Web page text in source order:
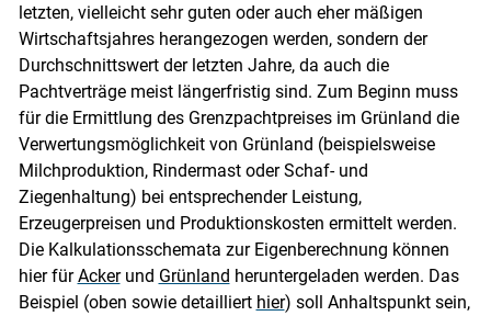
letzten, vielleicht sehr guten oder auch eher mäßigen
Wirtschaftsjahres herangezogen werden, sondern der
Durchschnittswert der letzten Jahre, da auch die
Pachtverträge meist längerfristig sind. Zum Beginn muss
für die Ermittlung des Grenzpachtpreises im Grünland die
Verwertungsmöglichkeit von Grünland (beispielsweise
Milchproduktion, Rindermast oder Schaf- und
Ziegenhaltung) bei entsprechender Leistung,
Erzeugerpreisen und Produktionskosten ermittelt werden.
Die Kalkulationsschemata zur Eigenberechnung können
hier fürAckerund Grünland heruntergeladen werden. Das
Beispiel (oben sowie detailliert hier) soll Anhaltspunkt sein,